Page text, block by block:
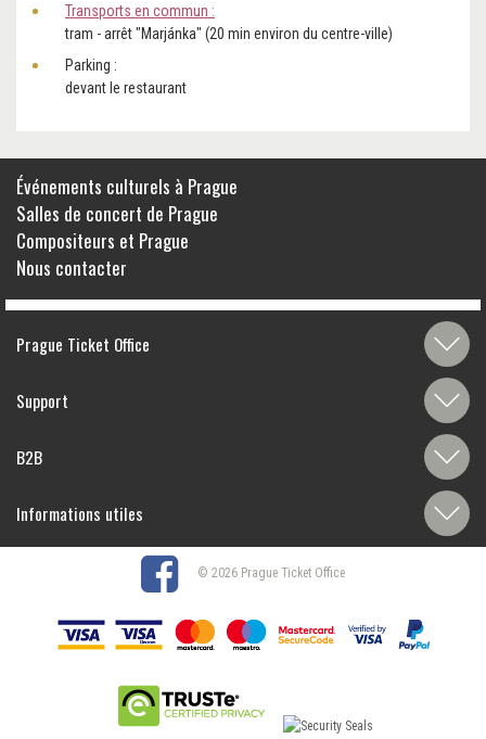
Transports en commun :
tram - arrêt "Marjánka" (20 min environ du centre-ville)
Parking :
devant le restaurant
Événements culturels à Prague
Salles de concert de Prague
Compositeurs et Prague
Nous contacter
Prague Ticket Office
Support
B2B
Informations utiles
© 2026 Prague Ticket Office